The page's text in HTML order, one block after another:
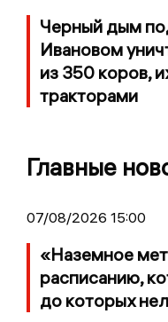
Черный дым
Ивановом
из 350 коров,
тракторами
Главные
07/08/2026 15:00
«Наземное
расписанию,
до которых